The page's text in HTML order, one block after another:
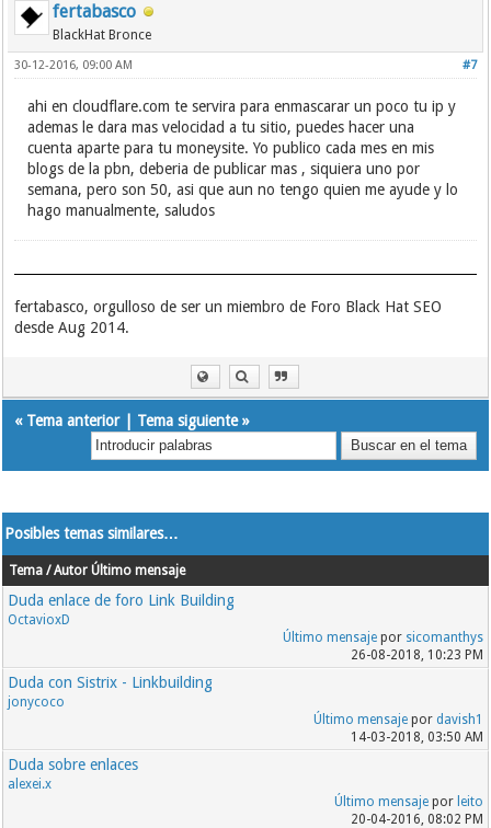
fertabasco
BlackHat Bronce
#7
30-12-2016, 09:00 AM
ahi en cloudflare.com te servira para enmascarar un poco tu ip y
ademas le dara mas velocidad a tu sitio, puedes hacer una
cuenta aparte para tu moneysite. Yo publico cada mes en mis
blogs de la pbn, deberia de publicar mas , siquiera uno por
semana, pero son 50, asi que aun no tengo quien me ayude y lo
hago manualmente, saludos
fertabasco, orgulloso de ser un miembro de Foro Black Hat SEO
desde Aug 2014.
« Tema anterior| Tema siguiente»
Posibles temas similares…
Tema / Autor Último mensaje
Duda enlace de foro Link Building
OctavioxD
Último mensajepor sicomanthys
26-08-2018, 10:23 PM
Duda con Sistrix - Linkbuilding
jonycoco
Último mensajepor davish1
14-03-2018, 03:50 AM
Duda sobre enlaces
alexei.x
Último mensajepor leito
20-04-2016, 08:02 PM